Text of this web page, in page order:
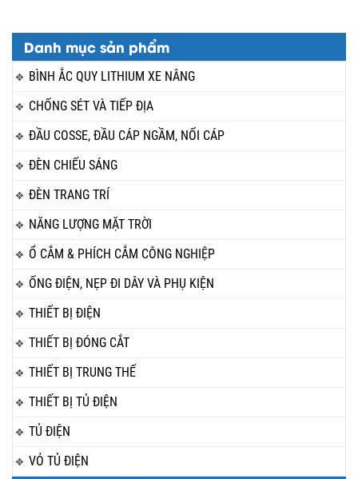
Danh mục sản phẩm
BÌNH ẮC QUY LITHIUM XE NÂNG
CHỐNG SÉT VÀ TIẾP ĐỊA
ĐẦU COSSE, ĐẦU CÁP NGẦM, NỐI CÁP
ĐÈN CHIẾU SÁNG
ĐÈN TRANG TRÍ
NĂNG LƯỢNG MẶT TRỜI
Ổ CẮM & PHÍCH CẮM CÔNG NGHIỆP
ỐNG ĐIỆN, NẸP ĐI DÂY VÀ PHỤ KIỆN
THIẾT BỊ ĐIỆN
THIẾT BỊ ĐÓNG CẮT
THIẾT BỊ TRUNG THẾ
THIẾT BỊ TỦ ĐIỆN
TỦ ĐIỆN
VỎ TỦ ĐIỆN